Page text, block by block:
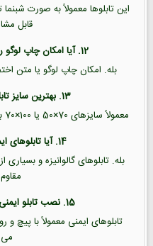
این تابلوها معمولاً به صورت
قابل
12. آیا امکان چاپ لوگو روی تابلو ایمنی وجود دارد؟
بله. امکان چاپ لوگو یا متن
13. بهترین سایز تابلو برای سوله چیست؟
معمولاً سایزهای 70×50 یا 100×70 برای سوله و کارخانه مناسب‌تر هستند.
14. آیا تابلوهای ایمنی ضد آب هستند؟
بله. تابلوهای گالوانیزه و
15. نصب تابلو ایمنی چگونه انجام می‌شود؟
تابلوهای ایمنی معمولاً با پیچ